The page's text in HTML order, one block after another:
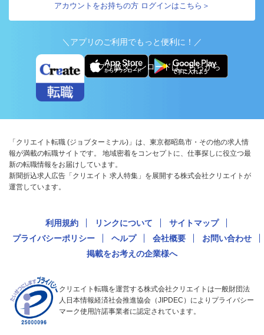
アカウントをお持ちの方 ログインはこちら＞
＼アプリのご利用でもっと便利に！／
アプリ版ダウンロードはこちらから
「クリエイト転職 (ジョブターミナル)」は、東京都昭島市・その他の求人情
報が満載の転職サイトです。 地域密着をコンセプトに、仕事探しに役立つ最
新の転職情報をお届けしています。
新聞折込求人広告「クリエイト 求人特集」を展開する株式会社クリエイトが
運営しています。
利用規約 リンクについて
サイトマップ
プライバシーポリシー
ヘルプ 会社概要
お問い合わせ
掲載をお考えの企業様へ
クリエイト転職を運営する株式会社クリエイトは一般財団法
人日本情報経済社会推進協会（JIPDEC）によりプライバシー
マーク使用許諾事業者に認定されています。